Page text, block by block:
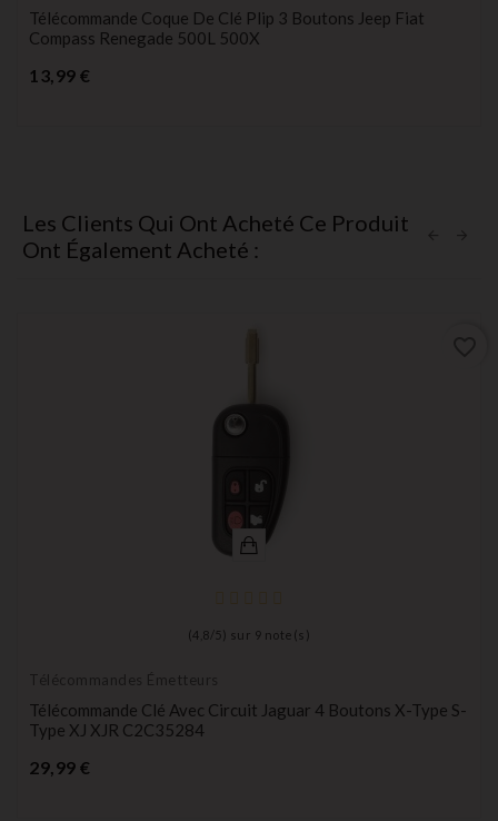
Télécommande Coque De Clé Plip 3 Boutons Jeep Fiat
Compass Renegade 500L 500X
13,99 €
Les Clients Qui Ont Acheté Ce Produit
Ont Également Acheté :
(4,8 / 5) sur 9 note(s)
Télécommandes Émetteurs
Télécommande Clé Avec Circuit Jaguar 4 Boutons X-Type S-
Type XJ XJR C2C35284
29,99 €